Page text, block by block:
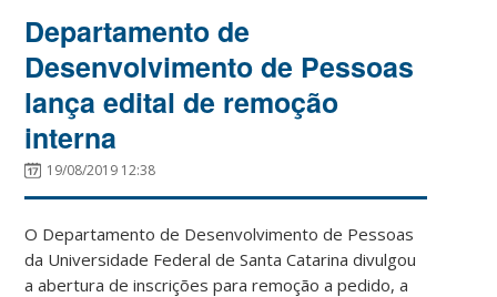
Departamento de
Desenvolvimento de Pessoas
lança edital de remoção
interna
19/08/2019 12:38
O Departamento de Desenvolvimento de Pessoas
da Universidade Federal de Santa Catarina divulgou
a abertura de inscrições para remoção a pedido, a